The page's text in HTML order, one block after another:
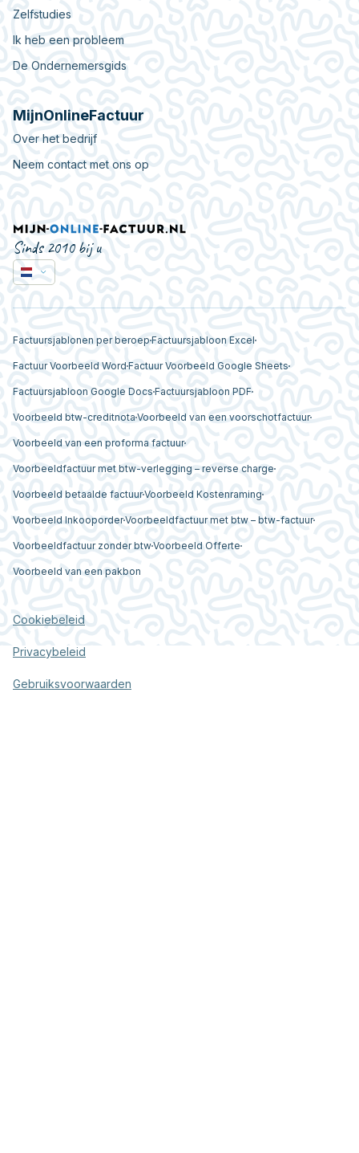
Zelfstudies
Ik heb een probleem
De Ondernemersgids
MijnOnlineFactuur
Over het bedrijf
Neem contact met ons op
Sinds 2010 bij u
Factuursjablonen per beroep Factuursjabloon Excel
Factuur Voorbeeld Word Factuur Voorbeeld Google Sheets
Factuursjabloon Google Docs Factuursjabloon PDF
Voorbeeld btw-creditnota Voorbeeld van een voorschotfactuur
Voorbeeld van een proforma factuur
Voorbeeldfactuur met btw-verlegging – reverse charge
Voorbeeld betaalde factuurVoorbeeld Kostenraming
Voorbeeld InkooporderVoorbeeldfactuur met btw – btw-factuur
Voorbeeldfactuur zonder btwVoorbeeld Offerte
Voorbeeld van een pakbon
Cookiebeleid
Privacybeleid
Gebruiksvoorwaarden